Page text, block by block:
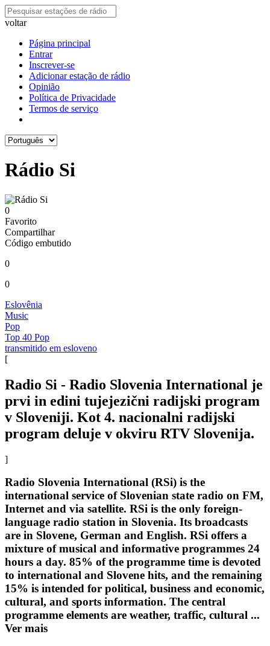
voltar
Página principal
Entrar
Inscrever-se
Adicionar estação de rádio
Opinião
Política de Privacidade
Termos de serviço
Rádio Si
0
Favorito
Compartilhar
Código embutido
0
0
Eslovênia
Music
Pop
Top 40 Pop
transmitido em esloveno
[
Radio Si - Radio Slovenia International je
prvi in edini tujejezični radijski program
v Sloveniji. Kot 4. nacionalni radijski
program deluje v okviru RTV Slovenija.
]
Radio Slovenia International (RSi) is the
international service of Slovenian state radio on FM,
Internet and via satellite. RSi is the only foreign-
language radio station in Slovenia. Its broadcasts
are in Slovene, German and English. RSi offers a
mixture of musical and informative programmes 24
hours a day. 85% of the programme time is devoted
to international and Slovene hits, and the remaining
15% is intended for political, business and economic,
cultural, and sports information. The central
programme elements are weather, traffic, cultural ...
Ver mais